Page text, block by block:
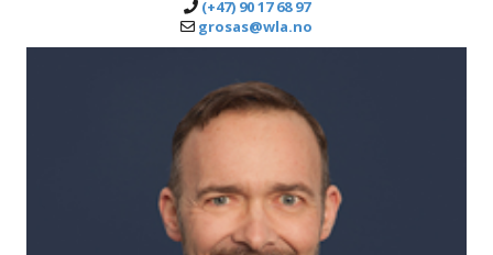
(+47) 90 17 68 97
grosas@wla.no